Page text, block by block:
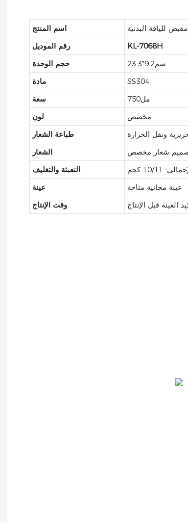
اسم المنتج
للياقة البدنية
رقم الموديل
KL-7068H
حجم الوحدة
سم9.2*23.3
مادة
SS304
سعة
مل750
لون
مخصص
طباعة الشعار
ونقل الحرارة
الشعار
شعار مخصص
التعبئة والتغليف
عينة
عينة مجانية متاحة
وقت الإنتاج